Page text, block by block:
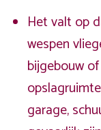
Het valt op
wespen
bijgebouw
garage,